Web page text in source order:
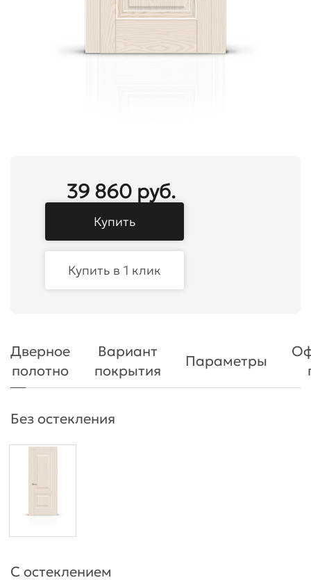
39 860 руб.
Купить
Купить в 1 клик
Дверное
полотно
Вариант
покрытия
Параметры
Без остекления
С остеклением